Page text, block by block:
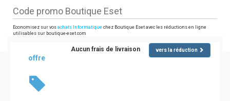
Code promo Boutique Eset
Economisez sur vos achats Informatique chez Boutique Eset avec les réductions en ligne
utilisables sur boutique-eset.com
offre
Aucun frais de livraison vers la réduction